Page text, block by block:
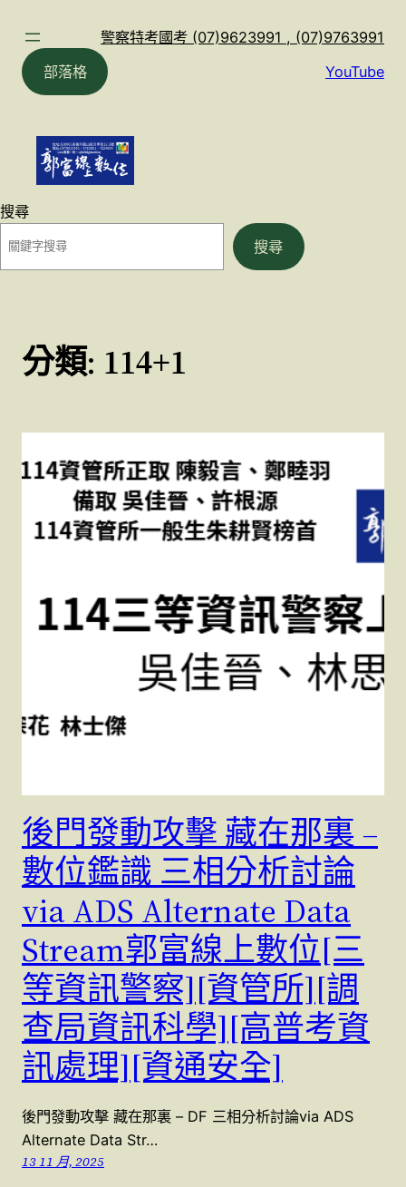
警察特考國考 (07)9623991 , (07)9763991
部落格
YouTube
搜尋
搜尋
分類: 114+1
後門發動攻擊 藏在那裏 –
數位鑑識 三相分析討論
via ADS Alternate Data
Stream郭富線上數位[三
等資訊警察][資管所][調
查局資訊科學][高普考資
訊處理][資通安全]
後門發動攻擊 藏在那裏 – DF 三相分析討論via ADS
Alternate Data Str…
13 11 月, 2025